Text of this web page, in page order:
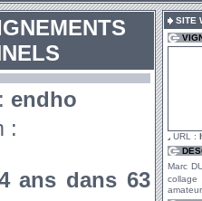
endho
:
ans dans 63
SITE
URL :
Marc